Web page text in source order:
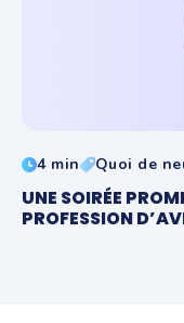
4 min Quoi de
UNE SOIRÉE
PROFESSION